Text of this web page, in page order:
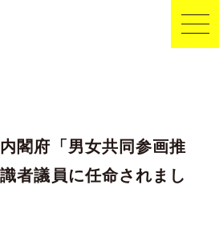
閣府「男女共同参画推
者議員に任命されまし